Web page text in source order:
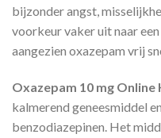
bijzonder angst,
voorkeur vaker uit naar
aangezien oxazepam vrij
Oxazepam 10 mg Online
kalmerend geneesmiddel
benzodiazepinen. Het